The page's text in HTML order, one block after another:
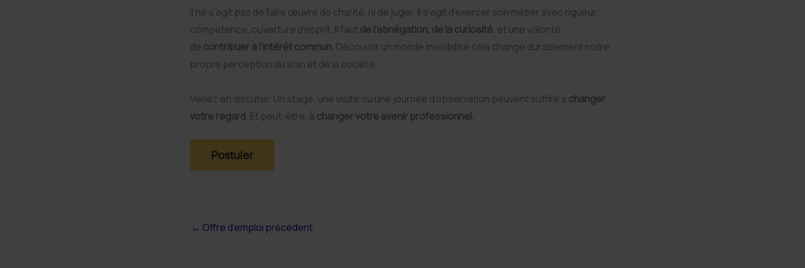
Il ne s’agit pas de faire œuvre de charité, ni de juger. Il s’agit d’exercer son métier avec rigueur,
compétence, ouverture d’esprit. Il fautde l’abnégation, de la curiosité, et une volonté
de contribuer à l’intérêt commun. Découvrir un monde invisibilisé cela change durablement notre
propre perception du soin et de la société.
Venez en discuter. Un stage, une visite ou une journée d’observation peuvent suffire à changer
votre regard. Et peut-être, à changer votre avenir professionnel.
← Offre d’emploi précédent